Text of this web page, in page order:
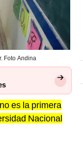
Foto Andina
es la primera
Nacional